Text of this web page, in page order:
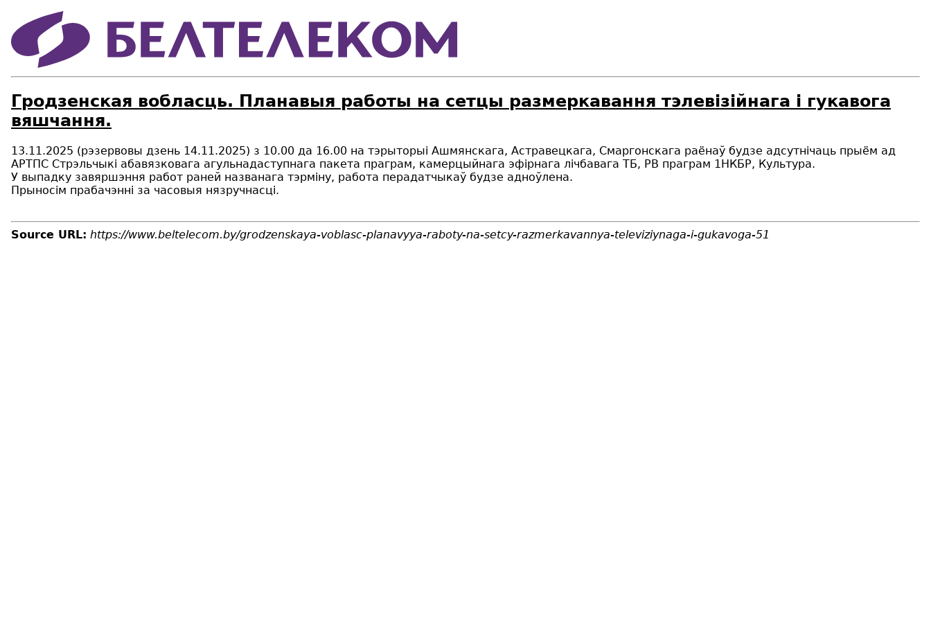
Гродзенская вобласць. Планавыя работы на сетцы размеркавання тэлевізійнага і гукавога
вяшчання.
13.11.2025 (рэзервовы дзень 14.11.2025) з 10.00 да 16.00 на тэрыторыi Ашмянскага, Астравецкага, Смаргонскага раёнаў будзе адсутнічаць прыём ад
АРТПС Стрэльчыкі абавязковага агульнадаступнага пакета праграм, камерцыйнага эфірнага лічбавага ТБ, РВ праграм 1НКБР, Культура.
У выпадку завяршэння работ раней названага тэрміну, работа перадатчыкаў будзе адноўлена.
Прыносім прабачэнні за часовыя нязручнасці.
Source URL: https://www.beltelecom.by/grodzenskaya-voblasc-planavyya-raboty-na-setcy-razmerkavannya-televiziynaga-i-gukavoga-51